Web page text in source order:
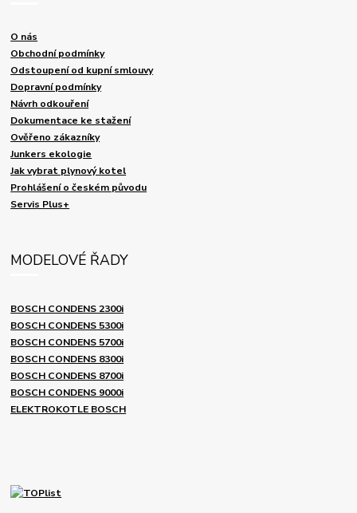
O nás
Obchodní podmínky
Odstoupení od kupní smlouvy
Dopravní podmínky
Návrh odkouření
Dokumentace ke stažení
Ověřeno zákazníky
Junkers ekologie
Jak vybrat plynový kotel
Prohlášení o českém původu
Servis Plus+
MODELOVÉ ŘADY
BOSCH CONDENS 2300i
BOSCH CONDENS 5300i
BOSCH CONDENS 5700i
BOSCH CONDENS 8300i
BOSCH CONDENS 8700i
BOSCH CONDENS 9000i
ELEKTROKOTLE BOSCH